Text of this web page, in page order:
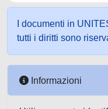
I documenti in
tutti i diritti sono
Informazioni